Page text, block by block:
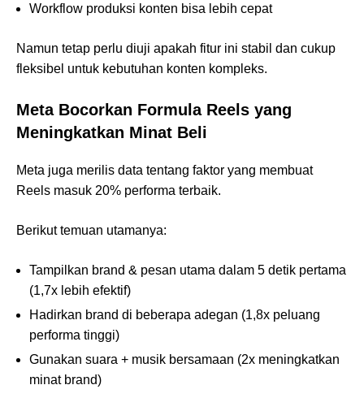
Workflow produksi konten bisa lebih cepat
Namun tetap perlu diuji apakah fitur ini stabil dan cukup
fleksibel untuk kebutuhan konten kompleks.
Meta Bocorkan Formula Reels yang
Meningkatkan Minat Beli
Meta juga merilis data tentang faktor yang membuat
Reels masuk 20% performa terbaik.
Berikut temuan utamanya:
Tampilkan brand & pesan utama dalam 5 detik pertama
(1,7x lebih efektif)
Hadirkan brand di beberapa adegan (1,8x peluang
performa tinggi)
Gunakan suara + musik bersamaan (2x meningkatkan
minat brand)